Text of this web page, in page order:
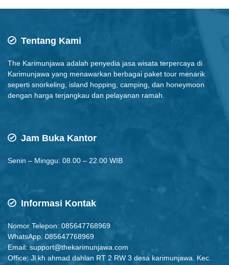
Tentang Kami
The Karimunjawa adalah penyedia jasa wisata terpercaya di
Karimunjawa yang menawarkan berbagai paket tour menarik
seperti snorkeling, island hopping, camping, dan honeymoon
dengan harga terjangkau dan pelayanan ramah.
Jam Buka Kantor
Senin – Minggu: 08.00 – 22.00 WIB
Informasi Kontak
Nomor Telepon: 085647768969
WhatsApp: 085647768969
Email: support@thekarimunjawa.com
Office: Jl kh ahmad dahlan RT 2 RW 3 desa karimunjawa. Kec.